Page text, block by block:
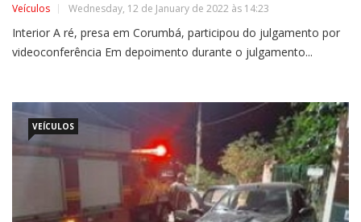
Veículos Wednesday, 12 de January de 2022 às 14:23
Interior A ré, presa em Corumbá, participou do julgamento por
videoconferência Em depoimento durante o julgamento...
VEÍCULOS